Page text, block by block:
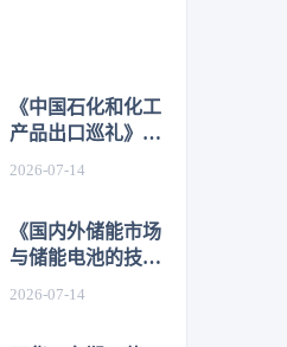
《中国石化和化工
产品出口巡礼》序
2026-07-14
《国内外储能市场
与储能电池的技术
2026-07-14